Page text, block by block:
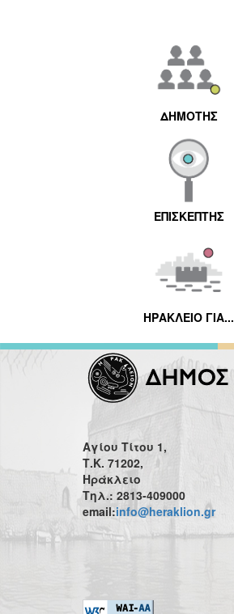
ΔΗΜΟΤΗΣ
ΕΠΙΣΚΕΠΤΗΣ
ΗΡΑΚΛΕΙΟ ΓΙΑ...
Αγίου Τίτου 1,
Τ.Κ. 71202,
Ηράκλειο
Τηλ.: 2813-409000
email:info@heraklion.gr